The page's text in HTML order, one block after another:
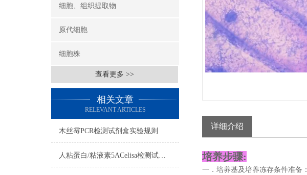
细胞、组织提取物
原代细胞
细胞株
查看更多 >>
相关文章
RELEVANT ARTICLES
木丝霉PCR检测试剂盒实验规则
人粘蛋白/粘液素5ACelisa检测试剂盒操作步骤
详细介绍
培养步骤:
一．培养基及培养冻存条件准备：